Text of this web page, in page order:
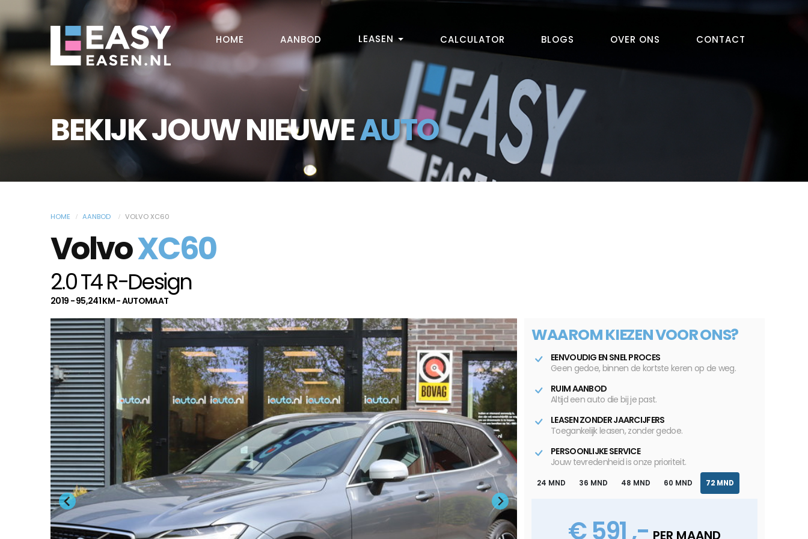
HOME AANBOD LEASEN CALCULATOR BLOGS OVER ONS CONTACT
BEKIJK JOUW NIEUWEAUTO
HOME AANBOD VOLVO XC60
VolvoXC60
2.0 T4 R-Design
2019 - 95,241 KM - AUTOMAAT
WAAROM KIEZEN VOOR ONS?
EENVOUDIG EN SNEL PROCES
Geen gedoe, binnen de kortste keren op de weg.
RUIM AANBOD
Altijd een auto die bij je past.
LEASEN ZONDER JAARCIJFERS
Toegankelijk leasen, zonder gedoe.
PERSOONLIJKE SERVICE
Jouw tevredenheid is onze prioriteit.
24 MND 36 MND 48 MND 60 MND 72 MND
€ 591 ,- PER MAAND